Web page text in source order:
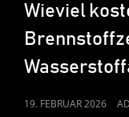
Wieviel
POSTED
19. FEBRUAR 2026